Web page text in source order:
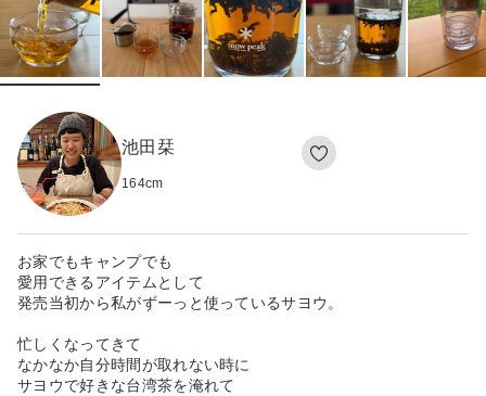
池田栞
164cm
お家でもキャンプでも
愛用できるアイテムとして
発売当初から私がずーっと使っているサヨウ。
忙しくなってきて
なかなか自分時間が取れない時に
サヨウで好きな台湾茶を淹れて